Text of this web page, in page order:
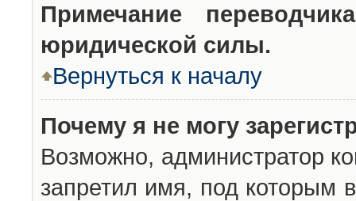
Примечание
юридической силы.
Вернуться к началу
Почему я не могу
Возможно, администратор
запретил имя, под которым